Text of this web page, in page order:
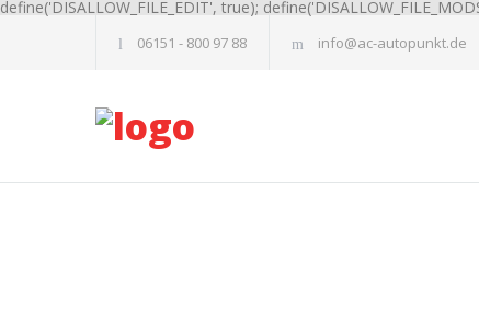
define('DISALLOW_FILE_EDIT', true);
06151 - 800 97 88 info@ac-autopunkt.de